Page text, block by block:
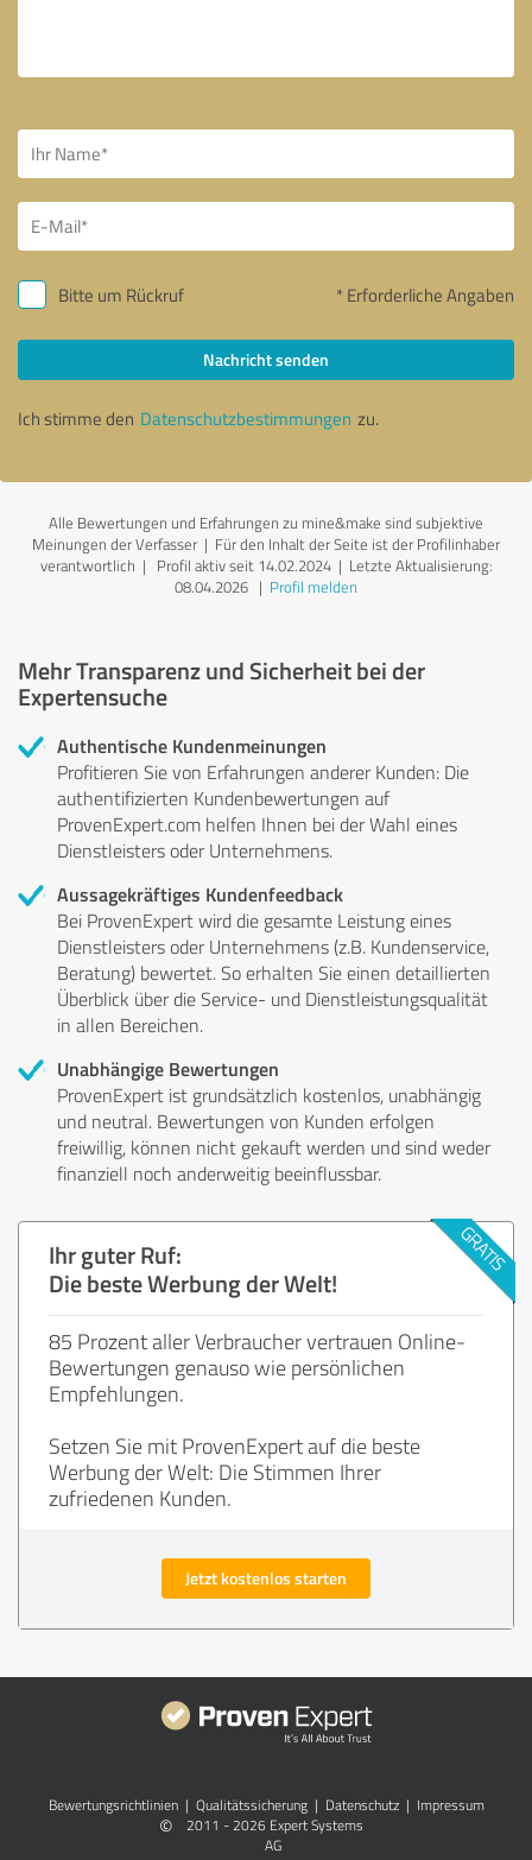
Bitte um Rückruf * Erforderliche Angaben
Nachricht senden
Ich stimme den Datenschutzbestimmungen zu.
Alle Bewertungen und Erfahrungen zu mine&make sind subjektive
Meinungen der Verfasser | Für den Inhalt der Seite ist der Profilinhaber
verantwortlich | Profil aktiv seit 14.02.2024 | Letzte Aktualisierung:
08.04.2026 | Profil melden
Mehr Transparenz und Sicherheit bei der
Expertensuche
Authentische Kundenmeinungen
Profitieren Sie von Erfahrungen anderer Kunden: Die
authentifizierten Kundenbewertungen auf
ProvenExpert.com helfen Ihnen bei der Wahl eines
Dienstleisters oder Unternehmens.
Aussagekräftiges Kundenfeedback
Bei ProvenExpert wird die gesamte Leistung eines
Dienstleisters oder Unternehmens (z.B. Kundenservice,
Beratung) bewertet. So erhalten Sie einen detaillierten
Überblick über die Service- und Dienstleistungsqualität
in allen Bereichen.
Unabhängige Bewertungen
ProvenExpert ist grundsätzlich kostenlos, unabhängig
und neutral. Bewertungen von Kunden erfolgen
freiwillig, können nicht gekauft werden und sind weder
finanziell noch anderweitig beeinflussbar.
Ihr guter Ruf:
Die beste Werbung der Welt!
85 Prozent aller Verbraucher vertrauen Online-
Bewertungen genauso wie persönlichen
Empfehlungen.
Setzen Sie mit ProvenExpert auf die beste
Werbung der Welt: Die Stimmen Ihrer
zufriedenen Kunden.
Jetzt kostenlos starten
Bewertungs­richtlinien | Qualitätssicherung | Datenschutz | Impressum
©
2011 - 2026 Expert Systems
AG